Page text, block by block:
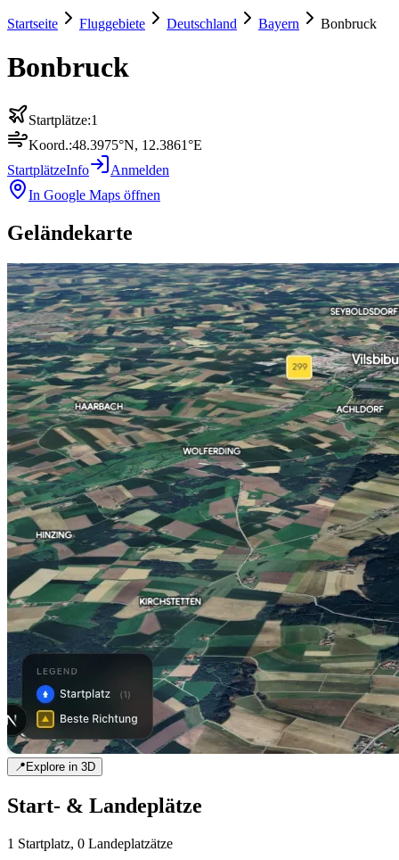
Startseite Fluggebiete Deutschland Bayern Bonbruck
Bonbruck
Startplätze:1
Koord.:48.3975°N, 12.3861°E
StartplätzeInfo
Anmelden
In Google Maps öffnen
Geländekarte
📍Explore in 3D
Start- & Landeplätze
1 Startplatz, 0 Landeplatzätze